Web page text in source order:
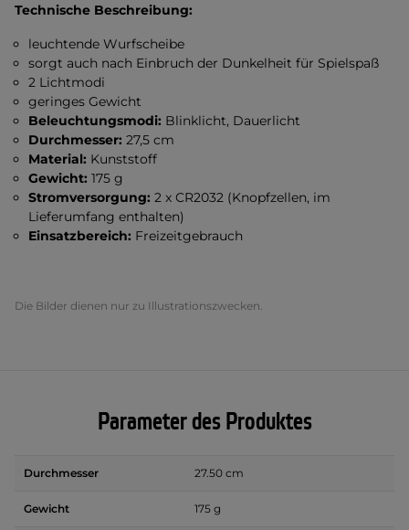
Technische Beschreibung:
leuchtende Wurfscheibe
sorgt auch nach Einbruch der Dunkelheit für Spielspaß
2 Lichtmodi
geringes Gewicht
Beleuchtungsmodi: Blinklicht, Dauerlicht
Durchmesser: 27,5 cm
Material: Kunststoff
Gewicht: 175 g
Stromversorgung: 2 x CR2032 (Knopfzellen, im
Lieferumfang enthalten)
Einsatzbereich: Freizeitgebrauch
Die Bilder dienen nur zu Illustrationszwecken.
Parameter des Produktes
Durchmesser 27.50 cm
Gewicht 175 g